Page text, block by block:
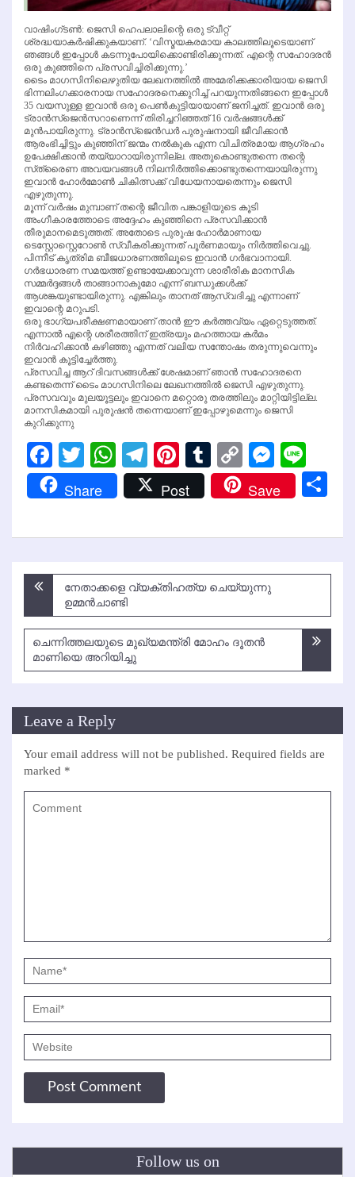
വാഷിംഗ്ടണ്‍: ജെസി ഹെപലാലിന്റെ ഒരു ട്വീറ്റ്
ശ്രദ്ധയാകര്‍ഷിക്കുകയാണ്. ‘വിസ്മയകരമായ കാലത്തിലൂടെയാണ്
ഞങ്ങള്‍ ഇപ്പോള്‍ കടന്നുപോയിക്കൊണ്ടിരിക്കുന്നത്. എന്റെ സഹോദരന്‍
ഒരു കുഞ്ഞിനെ പ്രസവിച്ചിരിക്കുന്നു.’
ടൈം മാഗസിനിലെഴുതിയ ലേഖനത്തില്‍ അമേരിക്കക്കാരിയായ ജെസി
ഭിന്നലിംഗക്കാരനായ സഹോദരനെക്കുറിച്ച് പറയുന്നതിങ്ങനെ ഇപ്പോള്‍
35 വയസുള്ള ഇവാന്‍ ഒരു പെണ്‍കുട്ടിയായാണ് ജനിച്ചത്. ഇവാന്‍ ഒരു
ട്രാന്‍സ്‌ജെന്‍സറാണെന്ന് തിരിച്ചറിഞ്ഞത് 16 വര്‍ഷങ്ങള്‍ക്ക്
മുന്‍പായിരുന്നു. ട്രാന്‍സ്‌ജെന്‍ഡര്‍ പുരുഷനായി ജീവിക്കാന്‍
ആരംഭിച്ചിട്ടും കുഞ്ഞിന് ജന്മം നല്‍കുക എന്ന വിചിത്രമായ ആഗ്രഹം
ഉപേക്ഷിക്കാന്‍ തയ്യാറായിരുന്നില്ല. അതുകൊണ്ടുതന്നെ തന്റെ
സ്‌ത്രൈണ അവയവങ്ങള്‍ നിലനിര്‍ത്തിക്കൊണ്ടുതന്നെയായിരുന്നു
ഇവാന്‍ ഹോര്‍മോണ്‍ ചികിത്സക്ക് വിധേയനായതെന്നും ജെസി
എഴുതുന്നു.
മൂന്ന് വര്‍ഷം മുമ്പാണ് തന്റെ ജീവിത പങ്കാളിയുടെ കൂടി
അംഗീകാരത്തോടെ അദ്ദേഹം കുഞ്ഞിനെ പ്രസവിക്കാന്‍
തീരുമാനമെടുത്തത്. അതോടെ പുരുഷ ഹോര്‍മാണായ
ടെസ്റ്റോസ്റ്റെറോണ്‍ സ്വീകരിക്കുന്നത് പൂര്‍ണമായും നിര്‍ത്തിവെച്ചു.
പിന്നീട് കൃത്രിമ ബീജധാരണത്തിലൂടെ ഇവാന്‍ ഗര്‍ഭവാനായി.
ഗര്‍ഭധാരണ സമയത്ത് ഉണ്ടായേക്കാവുന്ന ശാരീരിക മാനസിക
സമ്മര്‍ദ്ദങ്ങള്‍ താങ്ങാനാകുമോ എന്ന് ബന്ധുക്കള്‍ക്ക്
ആശങ്കയുണ്ടായിരുന്നു. എങ്കിലും താനത് ആസ്വദിച്ചു എന്നാണ്
ഇവാന്റെ മറുപടി.
ഒരു ഭാഗ്യപരീക്ഷണമായാണ് താന്‍ ഈ കര്‍ത്തവ്യം ഏറ്റെടുത്തത്.
എന്നാല്‍ എന്റെ ശരീരത്തിന് ഇത്രയും മഹത്തായ കര്‍മം
നിര്‍വഹിക്കാന്‍ കഴിഞ്ഞു എന്നത് വലിയ സന്തോഷം തരുന്നുവെന്നും
ഇവാന്‍ കൂട്ടിച്ചേര്‍ത്തു.
പ്രസവിച്ച ആറ് ദിവസങ്ങള്‍ക്ക് ശേഷമാണ് ഞാന്‍ സഹോദരനെ
കണ്ടതെന്ന് ടൈം മാഗസിനിലെ ലേഖനത്തില്‍ ജെസി എഴുതുന്നു.
പ്രസവവും മുലയൂട്ടലും ഇവാനെ മറ്റൊരു തരത്തിലും മാറ്റിയിട്ടില്ല.
മാനസികമായി പുരുഷന്‍ തന്നെയാണ് ഇപ്പോഴുമെന്നും ജെസി
കുറിക്കുന്നു
Facebook
TwitterWhatsApp
Telegram
Pinterest
Tumblr
Copy
Link
Share Post Save
Post
navigation
നേതാക്കളെ വ്യക്തിഹത്യ ചെയ്യുന്നു
ഉമ്മന്‍ചാണ്ടി
ചെന്നിത്തലയുടെ മുഖ്യമന്ത്രി മോഹം ദൂതന്‍
മാണിയെ അറിയിച്ചു
Leave a Reply
Your email address will not be published. Required fields are
marked *
Follow us on